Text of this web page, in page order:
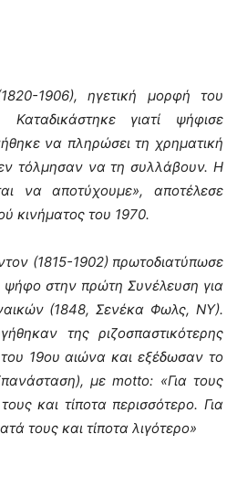
1906), ηγετική μορφή του
Καταδικάστηκε γιατί ψήφισε
να πληρώσει τη χρηματική
τόλμησαν να τη συλλάβουν. Η
να αποτύχουμε», αποτέλεσε
κινήματος του 1970.
(1815-1902) πρωτοδιατύπωσε
ψήφο στην πρώτη Συνέλευση για
(1848, Σενέκα Φωλς, ΝΥ).
της ριζοσπαστικότερης
19ου αιώνα και εξέδωσαν το
με motto: «Για τους
και τίποτα περισσότερο. Για
τους και τίποτα λιγότερο»